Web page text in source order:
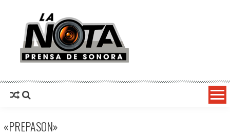
La Nota Prensa De Sonora
«PREPASON»